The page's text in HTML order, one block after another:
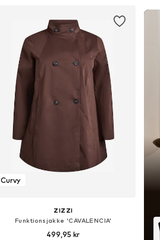
Curvy
ZIZZI
Funktionsjakke 'CAVALENCIA'
499,95 kr